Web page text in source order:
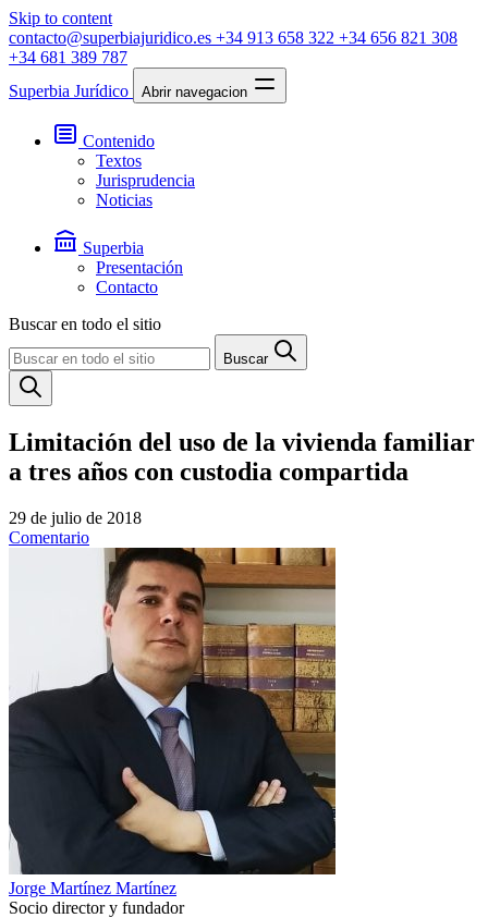
Skip to content
contacto@superbiajuridico.es +34 913 658 322 +34 656 821 308
+34 681 389 787
Superbia Jurídico
Abrir navegacion
Contenido
Textos
Jurisprudencia
Noticias
Superbia
Presentación
Contacto
Buscar en todo el sitio
Buscar
Limitación del uso de la vivienda familiar
a tres años con custodia compartida
29 de julio de 2018
Comentario
Jorge Martínez Martínez
Socio director y fundador